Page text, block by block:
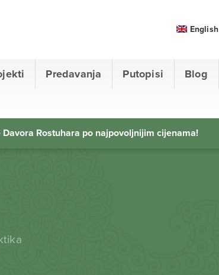
Predavanja Putopisi Blog
English
Rostuhara po najpovoljnijim cijenama!